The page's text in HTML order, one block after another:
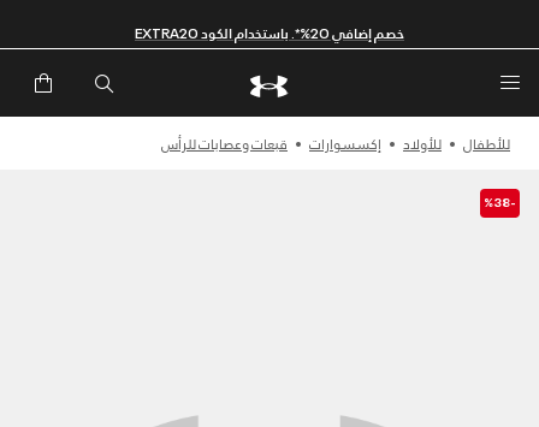
خصم إضافي 20%*. باستخدام الكود EXTRA20
للأطفال للأولاد إكسسوارات قبعات وعصابات للرأس
-%38